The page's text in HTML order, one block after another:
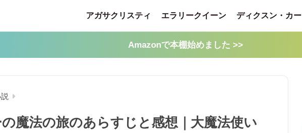
アガサクリスティ エラリークイーン ディクスン・カー
Amazonで本棚始めました >>
魔法の旅のあらすじと感想｜大魔法使い